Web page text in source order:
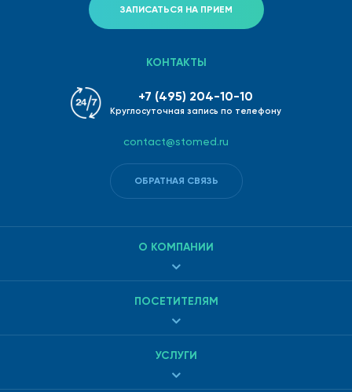
заболеваниях почек.
множества других веществ в моче: фосфора, мочевины,
Расшифровка данных позволяет определить наличие
Воспалительные процессы мочевыводящих путей.
Гепатит.
Расстройство метаболизма.
Почечная недостаточность.
ЗАПИСАТЬСЯ НА ПРИЕМ
О КОМПАНИИ
ПОСЕТИТЕЛЯМ
УСЛУГИ
КОНТАКТЫ
+7 (495) 204-10-10
Круглосуточная запись по телефону
contact@stomed.ru
ОБРАТНАЯ СВЯЗЬ